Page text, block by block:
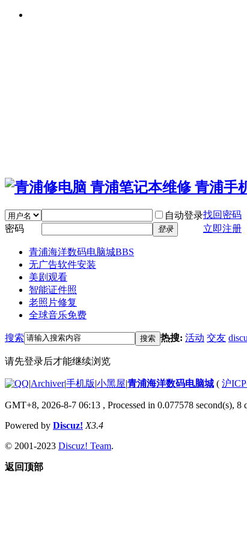
自动登录找回密码
密码
登录 立即注册
青浦海洋数码电脑城BBS
无广告软件安装
美剧观看
智能证件照
老照片修复
全球音乐免费
搜索 搜索 热搜: 活动 交友
请先登录后才能继续浏览
|Archiver|手机版|小黑屋|青浦海洋数码电脑城 ( 沪
GMT+8, 2026-8-7 06:13 , Processed in 0.077578 second(s), 8
Powered by Discuz! X3.4
© 2001-2023 Discuz! Team.
返回顶部